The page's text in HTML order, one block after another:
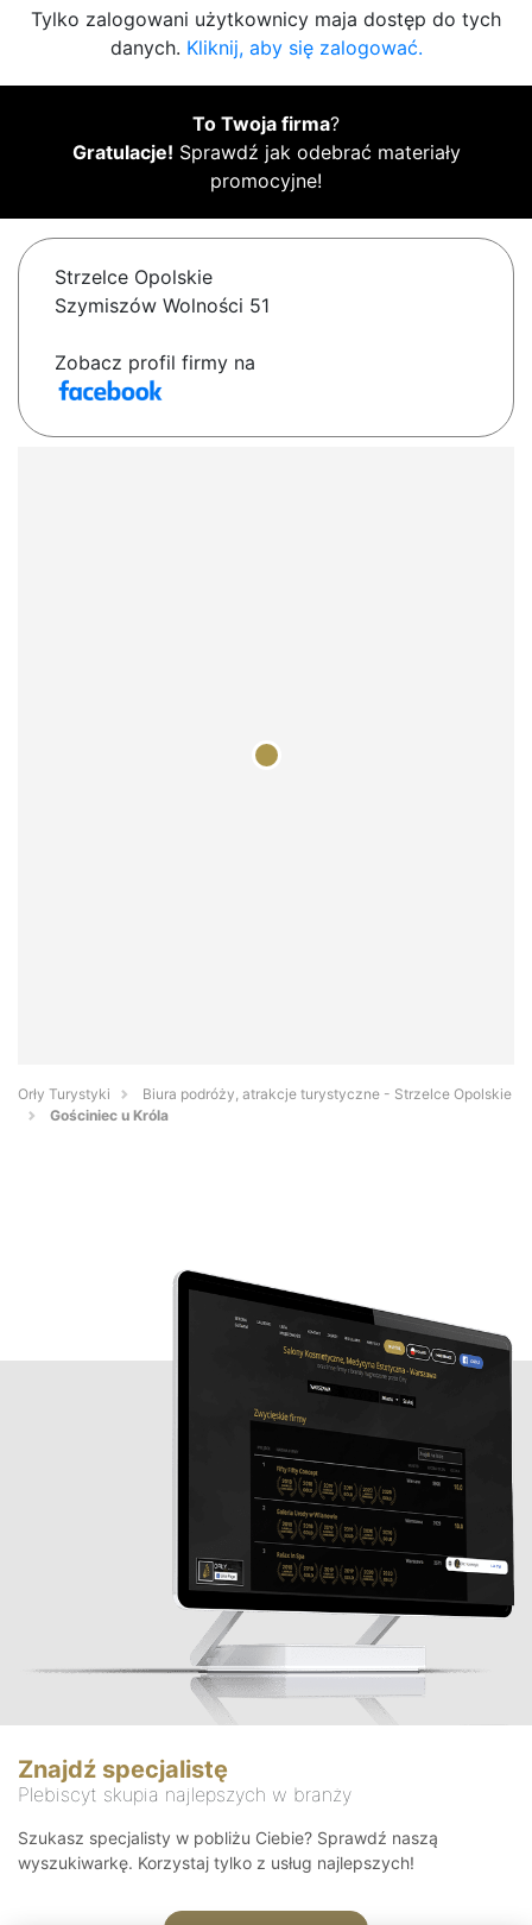
Tylko zalogowani użytkownicy maja dostęp do tych
danych. Kliknij, aby się zalogować.
To Twoja firma?
Gratulacje! Sprawdź jak odebrać materiały
promocyjne!
Strzelce Opolskie
Szymiszów Wolności 51
Zobacz profil firmy na
Orły Turystyki
Biura podróży, atrakcje turystyczne - Strzelce Opolskie
Gościniec u Króla
Znajdź specjalistę
Plebiscyt skupia najlepszych w branży
Szukasz specjalisty w pobliżu Ciebie? Sprawdź naszą
wyszukiwarkę. Korzystaj tylko z usług najlepszych!